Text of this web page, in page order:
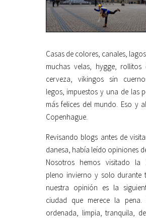
Casas de colores, canales,
muchas velas, hygge, rollitos
cerveza, vikingos sin
legos, impuestos y una de las
más felices del mundo. Eso y
Copenhague.
Revisando blogs antes de
danesa, había leído opiniones
Nosotros hemos visitado la
pleno invierno y solo durante
nuestra opinión es la
ciudad que merece la pena.
ordenada, limpia, tranquila,